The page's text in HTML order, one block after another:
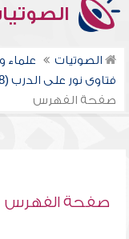
الصوتيات علماء
فتاوى نور على الدرب (918)
صفحة الفهرس
صفحة الفهرس